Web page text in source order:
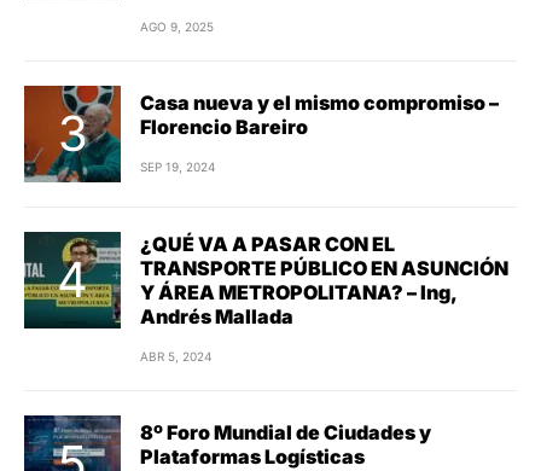
AGO 9, 2025
Casa nueva y el mismo compromiso –
Florencio Bareiro
SEP 19, 2024
¿QUÉ VA A PASAR CON EL
TRANSPORTE PÚBLICO EN ASUNCIÓN
Y ÁREA METROPOLITANA? – Ing,
Andrés Mallada
ABR 5, 2024
8º Foro Mundial de Ciudades y
Plataformas Logísticas